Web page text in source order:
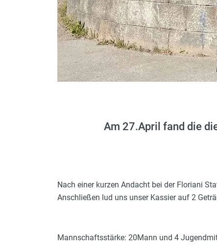
Am 27.April fand die
Nach einer kurzen Andacht bei der Floriani
Anschließen lud uns unser Kassier auf 2
Mannschaftsstärke: 20Mann und 4